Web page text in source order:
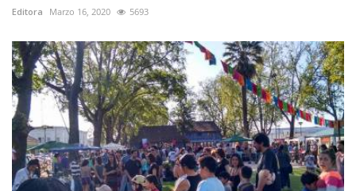
Editora Marzo 16, 2020 5693